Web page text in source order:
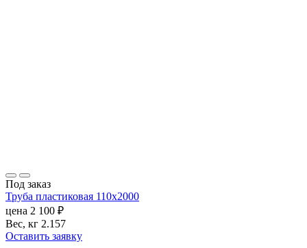
Под заказ
Труба пластиковая 110х2000
цена 2 100 ₽
Вес, кг 2.157
Оставить заявку